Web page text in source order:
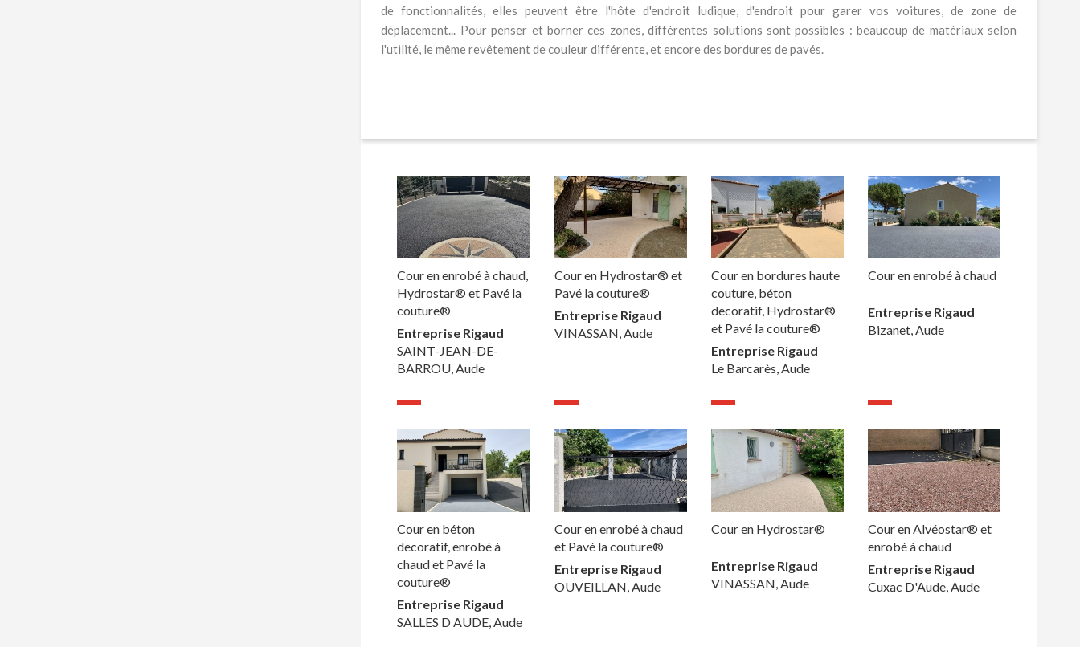
de fonctionnalités, elles peuvent être l'hôte d'endroit ludique, d'endroit pour garer vos voitures, de zone de
déplacement... Pour penser et borner ces zones, différentes solutions sont possibles : beaucoup de matériaux selon
l'utilité, le même revêtement de couleur différente, et encore des bordures de pavés.
Cour en enrobé à chaud,
Hydrostar® et Pavé la
couture®
Entreprise Rigaud
SAINT-JEAN-DE-
BARROU, Aude
Cour en Hydrostar® et
Pavé la couture®
Entreprise Rigaud
VINASSAN, Aude
Cour en bordures haute
couture, béton
decoratif, Hydrostar®
et Pavé la couture®
Entreprise Rigaud
Le Barcarès, Aude
Cour en enrobé à chaud
Entreprise Rigaud
Bizanet, Aude
Cour en béton
decoratif, enrobé à
chaud et Pavé la
couture®
Entreprise Rigaud
SALLES D AUDE, Aude
Cour en enrobé à chaud
et Pavé la couture®
Entreprise Rigaud
OUVEILLAN, Aude
Cour en Hydrostar®
Entreprise Rigaud
VINASSAN, Aude
Cour en Alvéostar® et
enrobé à chaud
Entreprise Rigaud
Cuxac D'Aude, Aude